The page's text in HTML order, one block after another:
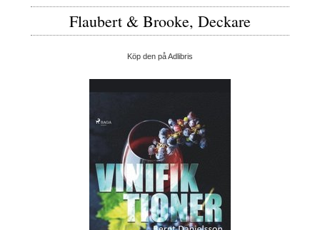
Flaubert & Brooke, Deckare
Köp den på Adlibris